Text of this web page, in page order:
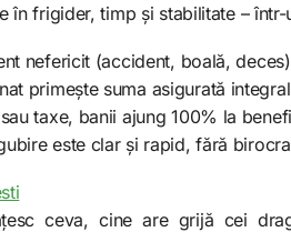
în frigider, timp și stabilitate –
nefericit (accident, boală,
primește suma asigurată
taxe, banii ajung 100% la
este clar și rapid, fără
ceva, cine are grijă cei